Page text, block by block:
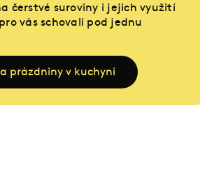
čerstvé suroviny i jejich využití
vás schovali pod jednu
prázdniny v kuchyni